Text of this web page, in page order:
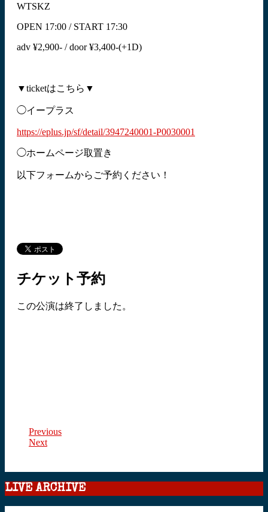
WTSKZ
OPEN 17:00 / START 17:30
adv ¥2,900- / door ¥3,400-(+1D)
▼ticketはこちら▼
◯イープラス
https://eplus.jp/sf/detail/3947240001-P0030001
◯ホームページ取置き
以下フォームからご予約ください！
チケット予約
この公演は終了しました。
Previous
Next
LIVE ARCHIVE